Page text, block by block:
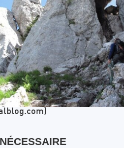
NÉCESSAIRE